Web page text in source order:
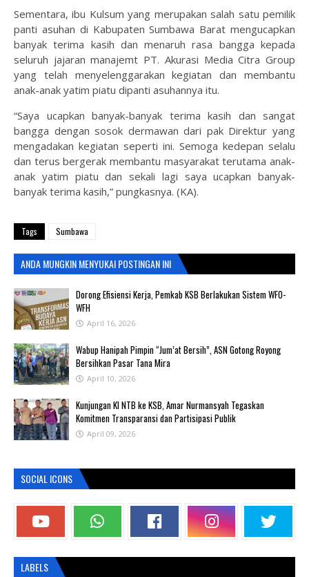
Sementara, ibu Kulsum yang merupakan salah satu pemilik
panti asuhan di Kabupaten Sumbawa Barat mengucapkan
banyak terima kasih dan menaruh rasa bangga kepada
seluruh jajaran manajemt PT. Akurasi Media Citra Group
yang telah menyelenggarakan kegiatan dan membantu
anak-anak yatim piatu dipanti asuhannya itu.
“Saya ucapkan banyak-banyak terima kasih dan sangat
bangga dengan sosok dermawan dari pak Direktur yang
mengadakan kegiatan seperti ini. Semoga kedepan selalu
dan terus bergerak membantu masyarakat terutama anak-
anak yatim piatu dan sekali lagi saya ucapkan banyak-
banyak terima kasih,” pungkasnya. (KA).
Tags Sumbawa
ANDA MUNGKIN MENYUKAI POSTINGAN INI
‎Dorong Efisiensi Kerja, Pemkab KSB Berlakukan Sistem WFO-
WFH ‎
April 16, 2026
Wabup Hanipah Pimpin “Jum’at Bersih”, ASN Gotong Royong
Bersihkan Pasar Tana Mira
April 10, 2026
Kunjungan KI NTB ke KSB, Amar Nurmansyah Tegaskan
Komitmen Transparansi dan Partisipasi Publik
April 09, 2026
SOCIAL ICONS
LABELS